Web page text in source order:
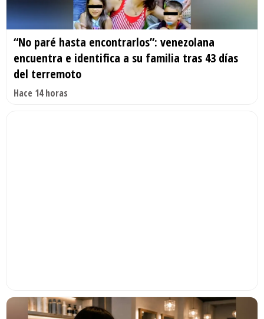
“No paré hasta encontrarlos”: venezolana
encuentra e identifica a su familia tras 43 días
del terremoto
Hace 14 horas